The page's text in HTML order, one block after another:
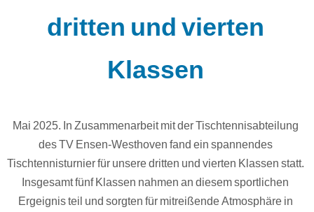
dritten und vierten
Klassen
Mai 2025. In Zusammenarbeit mit der Tischtennisabteilung
des TV Ensen-Westhoven fand ein spannendes
Tischtennisturnier für unsere dritten und vierten Klassen statt.
Insgesamt fünf Klassen nahmen an diesem sportlichen
Ergeignis teil und sorgten für mitreißende Atmosphäre in